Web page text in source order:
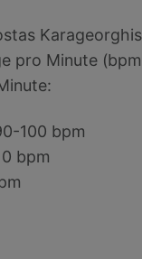
pro Minute
100 bpm
bpm